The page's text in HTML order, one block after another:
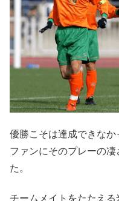
優勝こそは達成できな
ファンにそのプレーの
た。
チームメイトをたたえ